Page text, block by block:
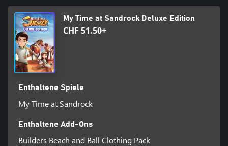
Baue Nutzpflanzen an, um mehr Geld zu verdienen oder mit
ihnen köstliche Gerichte zuzubereiten;
Besuche Festivals mit den Einwohnern von Sandrock;
Entschlüssle Rätsel und vieles mehr!
My Time at Sandrock Deluxe Edition
CHF 51.50+
Enthaltene Spiele
My Time at Sandrock
Enthaltene Add-Ons
Builders Beach and Ball Clothing Pack